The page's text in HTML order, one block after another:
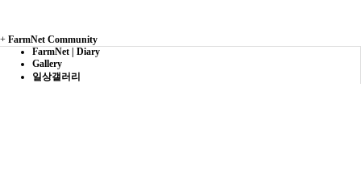
+ FarmNet Community
FarmNet | Diary
Gallery
일상갤러리